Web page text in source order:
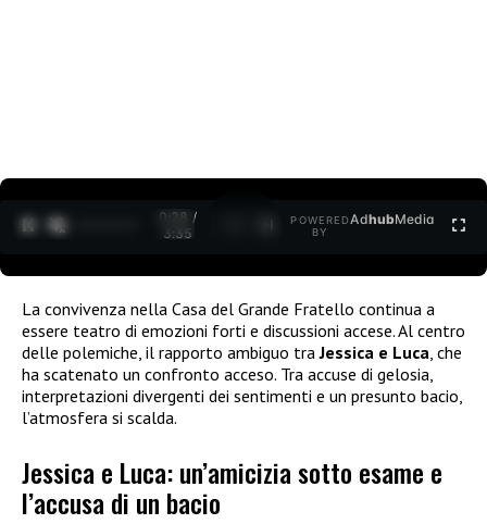
0:29 /
3:35
POWERED
BY
AdhubMedia
La convivenza nella Casa del Grande Fratello continua a
essere teatro di emozioni forti e discussioni accese. Al centro
delle polemiche, il rapporto ambiguo traJessica e Luca , che
ha scatenato un confronto acceso. Tra accuse di gelosia,
interpretazioni divergenti dei sentimenti e un presunto bacio,
l’atmosfera si scalda.
Jessica e Luca: un’amicizia sotto esame e
l’accusa di un bacio